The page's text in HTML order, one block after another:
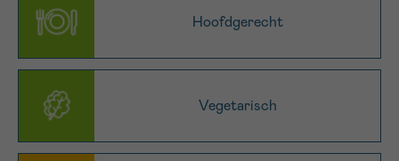
Hoofdgerecht
Vegetarisch
EMAIL
Verder